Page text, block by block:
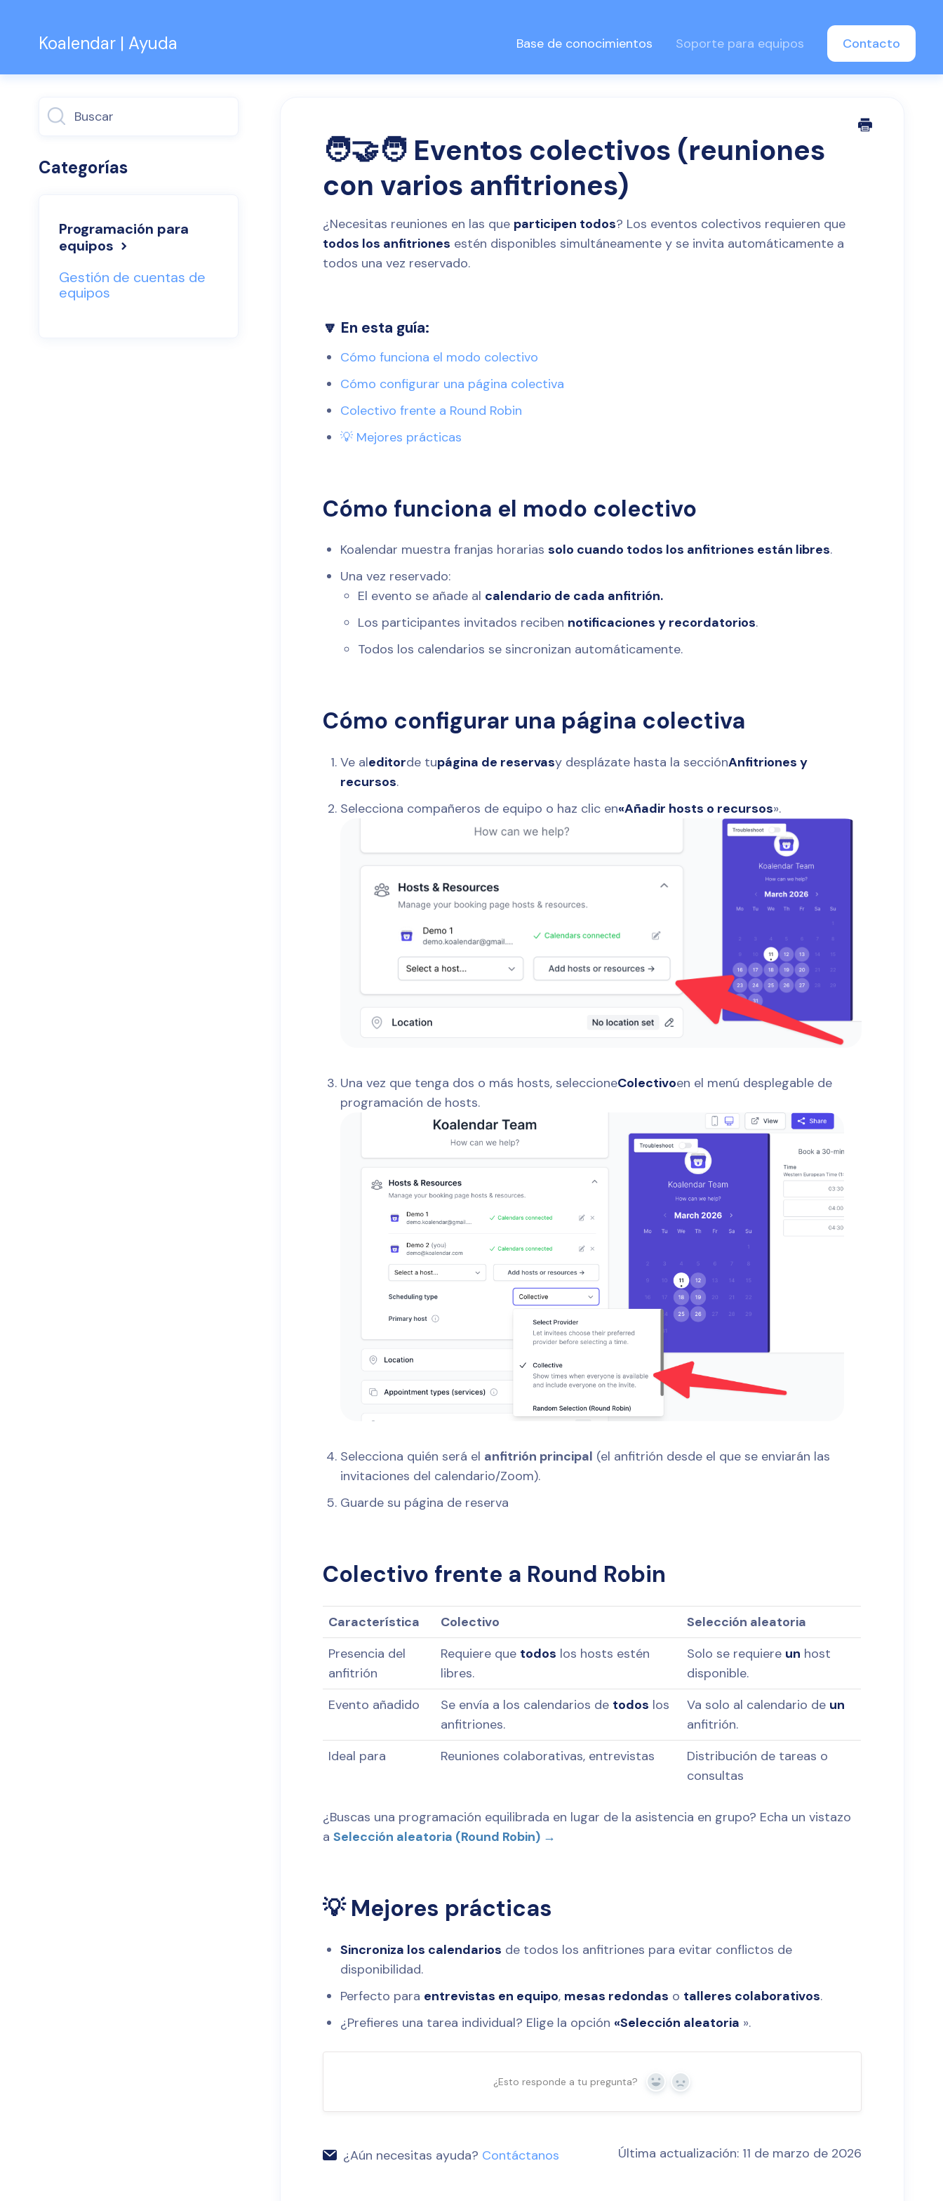
Koalendar | Ayuda Base de conocimientos Soporte para equipos Contacto
🧑‍🤝‍🧑 Eventos colectivos (reuniones
con varios anfitriones)
¿Necesitas reuniones en las que participen todos? Los eventos colectivos requieren que
todos los anfitriones estén disponibles simultáneamente y se invita automáticamente a
todos una vez reservado.
🔽 En esta guía:
Cómo funciona el modo colectivo
Cómo configurar una página colectiva
Colectivo frente a Round Robin
💡 Mejores prácticas
Cómo funciona el modo colectivo
Koalendar muestra franjas horariassolo cuando todos los anfitriones están libres.
Una vez reservado:
El evento se añade al calendario de cada anfitrión.
Los participantes invitados reciben notificaciones y recordatorios.
Todos los calendarios se sincronizan automáticamente.
Cómo configurar una página colectiva
Ve aleditorde tupágina de reservasy desplázate hasta la secciónAnfitriones y
recursos.
Selecciona compañeros de equipo o haz clic en«Añadir hosts o recursos».
Una vez que tenga dos o más hosts, seleccioneColectivoen el menú desplegable de
programación de hosts.
Selecciona quién será el anfitrión principal (el anfitrión desde el que se enviarán las
invitaciones del calendario/Zoom).
Guarde su página de reserva
Colectivo frente a Round Robin
Característica Colectivo
Selección aleatoria
Presencia del
anfitrión
Requiere que todos los hosts estén
libres.
Solo se requiere un host
disponible.
Evento añadido
Se envía a los calendarios de todos los
anfitriones.
Va solo al calendario de un
anfitrión.
Ideal para
Reuniones colaborativas, entrevistas
Distribución de tareas o
consultas
¿Buscas una programación equilibrada en lugar de la asistencia en grupo? Echa un vistazo
aSelección aleatoria (Round Robin) →
💡 Mejores prácticas
Sincroniza los calendarios de todos los anfitriones para evitar conflictos de
disponibilidad.
Perfecto para entrevistas en equipo, mesas redondas o talleres colaborativos.
¿Prefieres una tarea individual? Elige la opción «Selección aleatoria ».
¿Esto responde a tu pregunta? Sí No
¿Aún necesitas ayuda? Contáctanos Última actualización: 11 de marzo de 2026
Categorías
Programación para
equipos
Gestión de cuentas de
equipos